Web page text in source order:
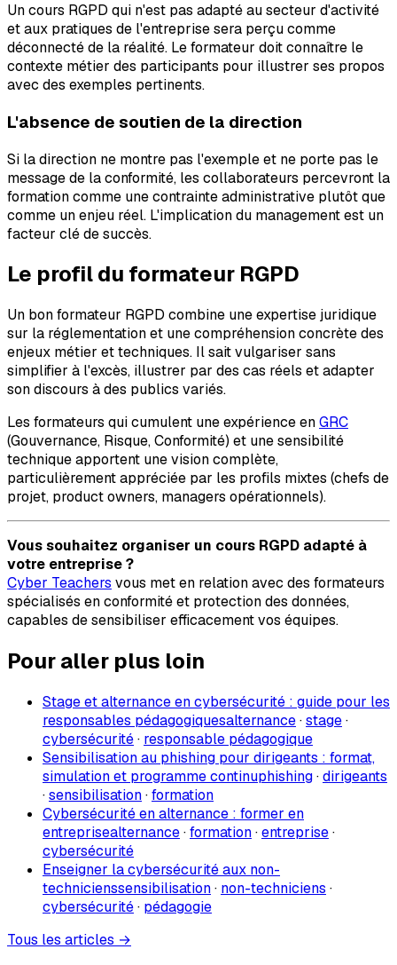
Un cours RGPD qui n'est pas adapté au secteur d'activité
et aux pratiques de l'entreprise sera perçu comme
déconnecté de la réalité. Le formateur doit connaître le
contexte métier des participants pour illustrer ses propos
avec des exemples pertinents.
L'absence de soutien de la direction
Si la direction ne montre pas l'exemple et ne porte pas le
message de la conformité, les collaborateurs percevront la
formation comme une contrainte administrative plutôt que
comme un enjeu réel. L'implication du management est un
facteur clé de succès.
Le profil du formateur RGPD
Un bon formateur RGPD combine une expertise juridique
sur la réglementation et une compréhension concrète des
enjeux métier et techniques. Il sait vulgariser sans
simplifier à l'excès, illustrer par des cas réels et adapter
son discours à des publics variés.
Les formateurs qui cumulent une expérience enGRC
(Gouvernance, Risque, Conformité) et une sensibilité
technique apportent une vision complète,
particulièrement appréciée par les profils mixtes (chefs de
projet, product owners, managers opérationnels).
Vous souhaitez organiser un cours RGPD adapté à
votre entreprise ?
Cyber Teachers vous met en relation avec des formateurs
spécialisés en conformité et protection des données,
capables de sensibiliser efficacement vos équipes.
Pour aller plus loin
Stage et alternance en cybersécurité : guide pour les
responsables pédagogiquesalternance·stage·
cybersécurité· responsable pédagogique
Sensibilisation au phishing pour dirigeants : format,
simulation et programme continuphishing·dirigeants
·sensibilisation·formation
Cybersécurité en alternance : former en
entreprisealternance·formation·entreprise·
cybersécurité
Enseigner la cybersécurité aux non-
technicienssensibilisation· non-techniciens ·
cybersécurité· pédagogie
Tous les articles →